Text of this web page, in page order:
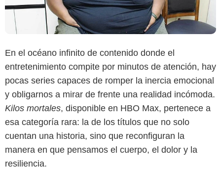
En el océano infinito de contenido donde el
entretenimiento compite por minutos de atención, hay
pocas series capaces de romper la inercia emocional
y obligarnos a mirar de frente una realidad incómoda.
Kilos mortales, disponible en HBO Max, pertenece a
esa categoría rara: la de los títulos que no solo
cuentan una historia, sino que reconfiguran la
manera en que pensamos el cuerpo, el dolor y la
resiliencia.